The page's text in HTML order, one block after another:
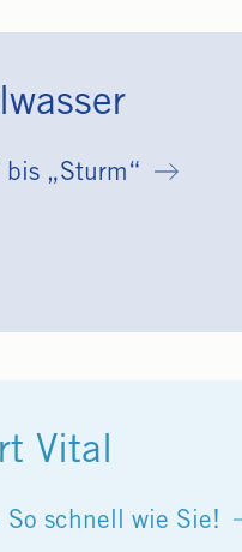
„Sturm“
Vital
So schnell wie Sie!